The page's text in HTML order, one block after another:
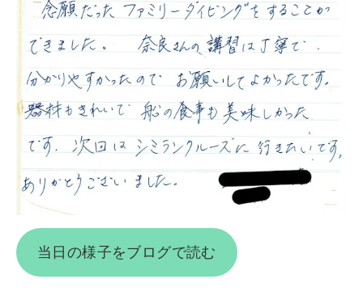
当日の様子をブログで読む